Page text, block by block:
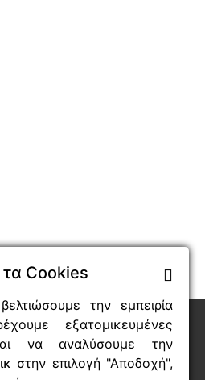
πληρωμής
των παραγγελιών
Cookies
την εμπειρία
εξατομικευμένες
να αναλύσουμε την
στην επιλογή "Αποδοχή",